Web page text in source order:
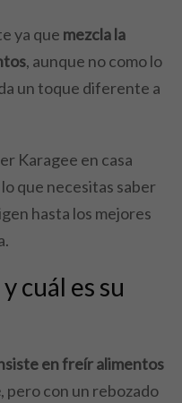
ya que mezcla la
, aunque no como lo
un toque diferente a
Karagee en casa
que necesitas saber
hasta los mejores
cuál es su
en freír alimentos
, pero con un rebozado